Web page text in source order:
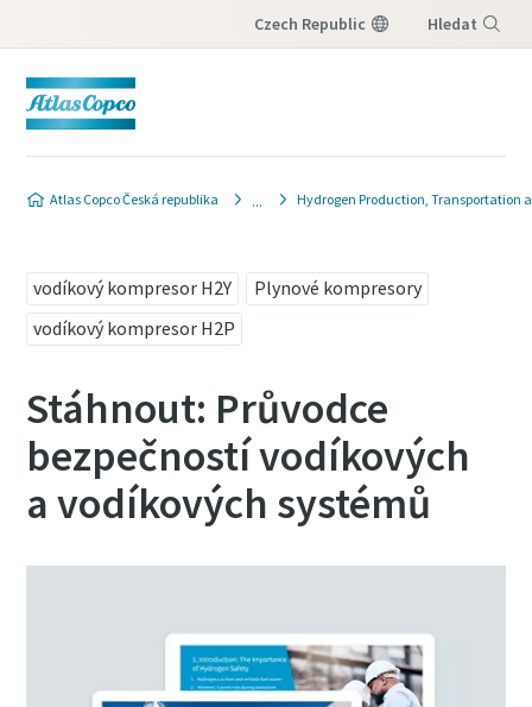
Czech Republic Hledat
Atlas Copco Česká republika Hydrogen Production, Transportation
vodíkový kompresor H2Y
Plynové kompresory
vodíkový kompresor H2P
Stáhnout: Průvodce
bezpečností vodíkových
a vodíkových systémů